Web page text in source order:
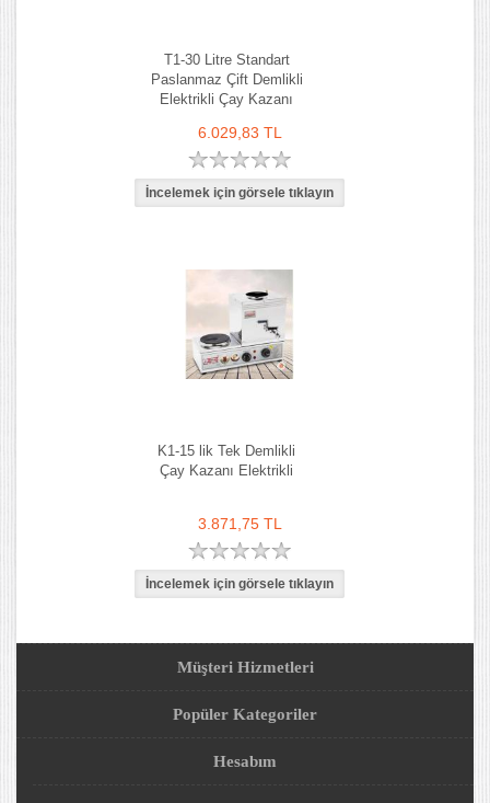
T1-30 Litre Standart
Paslanmaz Çift Demlikli
Elektrikli Çay Kazanı
6.029,83 TL
K1-15 lik Tek Demlikli
Çay Kazanı Elektrikli
3.871,75 TL
Müşteri Hizmetleri
Popüler Kategoriler
Hesabım